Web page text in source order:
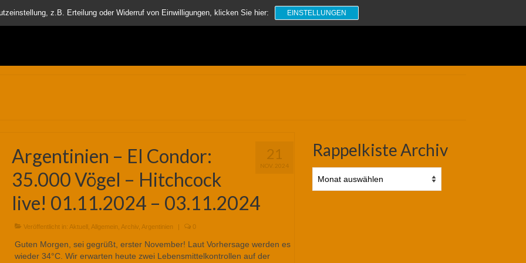
Suchen
nach:
21
NOV. 2024
Argentinien – El Condor:
35.000 Vögel – Hitchcock
live! 01.11.2024 – 03.11.2024
Veröffentlicht in: Aktuell, Allgemein Archiv, Argentinien | 0
Guten Morgen, sei gegrüßt, erster November! Laut Vorhersage werden es
wieder 34°C. Wir erwarten heute zwei Lebensmittelkontrollen auf der
Rappelkiste Archiv
Archiv
z.B. Erteilung oder Widerruf von Einwilligungen, klicken Sie hier: EINSTELLUNGEN